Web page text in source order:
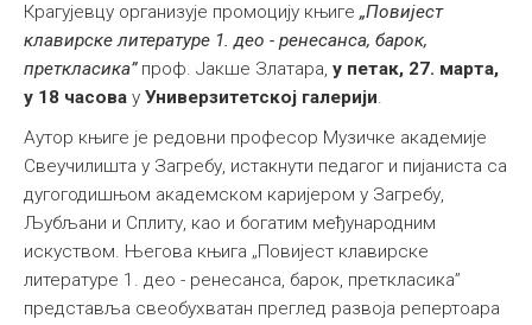
Крагујевцу организује промоцију књиге „Повијест
клавирске литературе 1. део - ренесанса, барок,
преткласика”проф. Јакше Златара, у петак, 27. марта,
у 18 часова у Универзитетској галерији.
Аутор књиге је редовни професор Музичке академије
Свеучилишта у Загребу, истакнути педагог и пијаниста са
дугогодишњом академском каријером у Загребу,
Љубљани и Сплиту, као и богатим међународним
искуством. Његова књига „Повијест клавирске
литературе 1. део - ренесанса, барок, преткласика”
представља свеобухватан преглед развоја репертоара